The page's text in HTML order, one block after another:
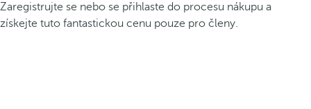
Zaregistrujte se nebo se přihlaste do procesu nákupu a
získejte tuto fantastickou cenu pouze pro členy.